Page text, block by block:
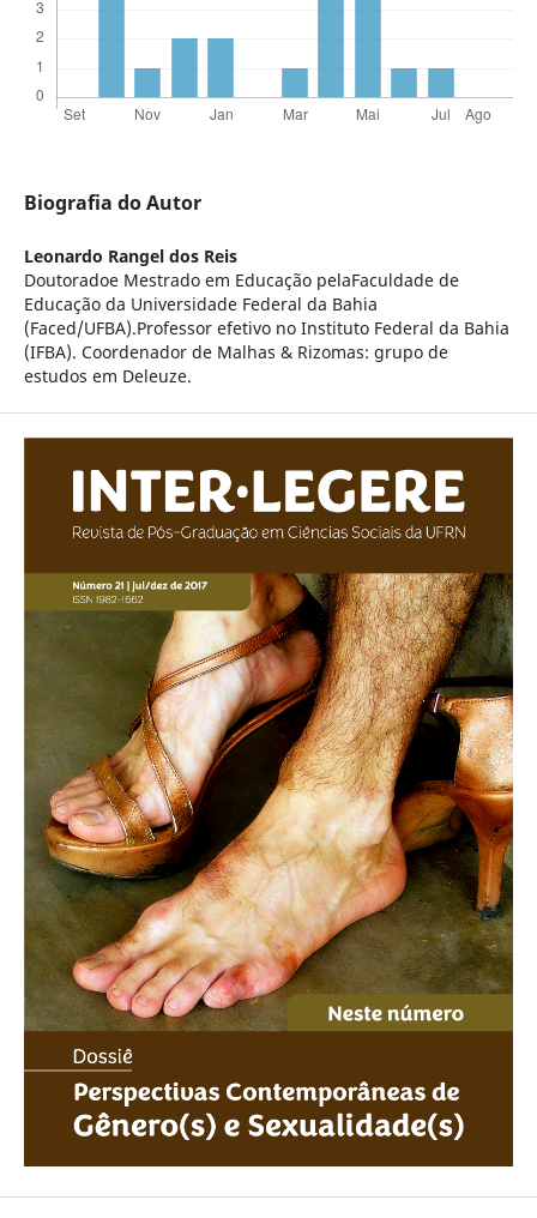
Biografia do Autor
Leonardo Rangel dos Reis
Doutoradoe Mestrado em Educação pelaFaculdade de
Educação da Universidade Federal da Bahia
(Faced/UFBA).Professor efetivo no Instituto Federal da Bahia
(IFBA). Coordenador de Malhas & Rizomas: grupo de
estudos em Deleuze.